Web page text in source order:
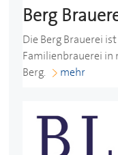
Berg
Die Berg Brauerei
Familienbrauerei in
Berg.
mehr